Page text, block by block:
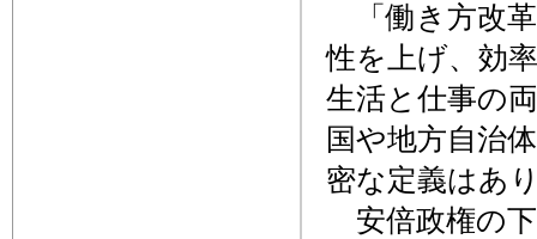
「働き方改
性を上げ、効
生活と仕事の
国や地方自治
密な定義はあ
安倍政権の下